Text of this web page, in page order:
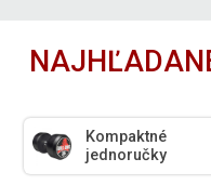
Kompaktné
jednoručky